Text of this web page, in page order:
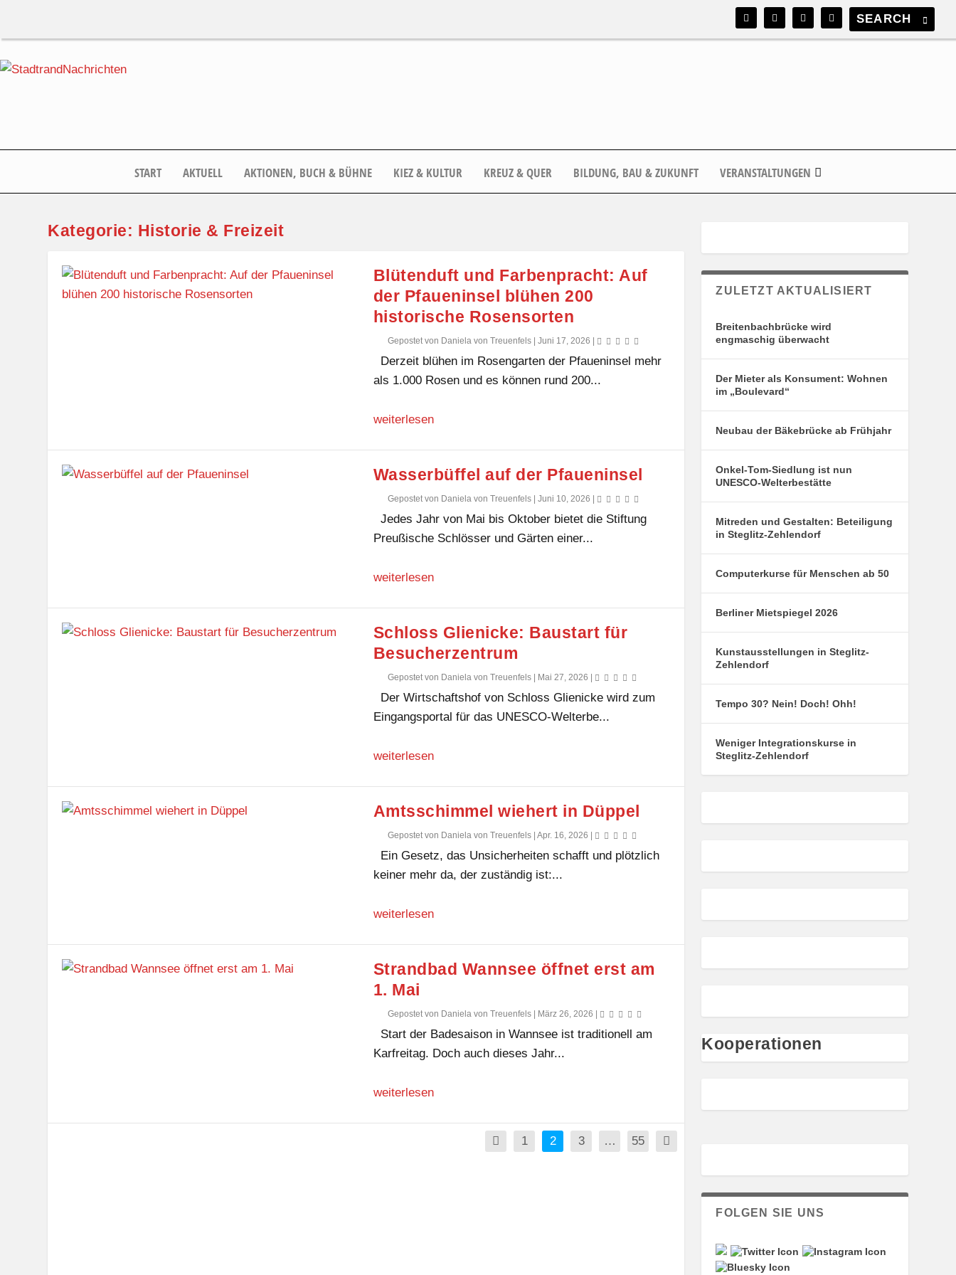
START AKTUELL AKTIONEN, BUCH & BÜHNE KIEZ & KULTUR KREUZ & QUER BILDUNG, BAU & ZUKUNFT VERANSTALTUNGEN
Kategorie: Historie & Freizeit
Blütenduft und Farbenpracht: Auf
der Pfaueninsel blühen 200
historische Rosensorten
Gepostet von Daniela von Treuenfels| Juni 17, 2026 |
Derzeit blühen im Rosengarten der Pfaueninsel mehr
als 1.000 Rosen und es können rund 200...
weiterlesen
Wasserbüffel auf der Pfaueninsel
Gepostet von Daniela von Treuenfels| Juni 10, 2026 |
Jedes Jahr von Mai bis Oktober bietet die Stiftung
Preußische Schlösser und Gärten einer...
weiterlesen
Schloss Glienicke: Baustart für
Besucherzentrum
Gepostet von Daniela von Treuenfels| Mai 27, 2026 |
Der Wirtschaftshof von Schloss Glienicke wird zum
Eingangsportal für das UNESCO-Welterbe...
weiterlesen
Amtsschimmel wiehert in Düppel
Gepostet von Daniela von Treuenfels| Apr. 16, 2026 |
Ein Gesetz, das Unsicherheiten schafft und plötzlich
keiner mehr da, der zuständig ist:...
weiterlesen
Strandbad Wannsee öffnet erst am
1. Mai
Gepostet von Daniela von Treuenfels| März 26, 2026 |
Start der Badesaison in Wannsee ist traditionell am
Karfreitag. Doch auch dieses Jahr...
weiterlesen
1 2 3 … 55
ZULETZT AKTUALISIERT
Breitenbachbrücke wird
engmaschig überwacht
Der Mieter als Konsument: Wohnen
im „Boulevard“
Neubau der Bäkebrücke ab Frühjahr
Onkel-Tom-Siedlung ist nun
UNESCO-Welterbestätte
Mitreden und Gestalten: Beteiligung
in Steglitz-Zehlendorf
Computerkurse für Menschen ab 50
Berliner Mietspiegel 2026
Kunstausstellungen in Steglitz-
Zehlendorf
Tempo 30? Nein! Doch! Ohh!
Weniger Integrationskurse in
Steglitz-Zehlendorf
Kooperationen
FOLGEN SIE UNS